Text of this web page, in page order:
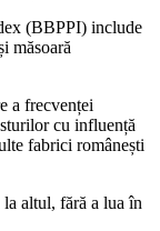
(BBPPI) include
măsoară
a frecvenței
cu influență
fabrici românești
la altul, fără a lua în